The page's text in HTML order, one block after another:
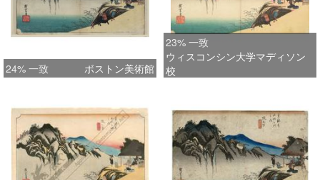
24% 一致 ボストン美術館
23% 一致
ウィスコンシン大学マディソン
校